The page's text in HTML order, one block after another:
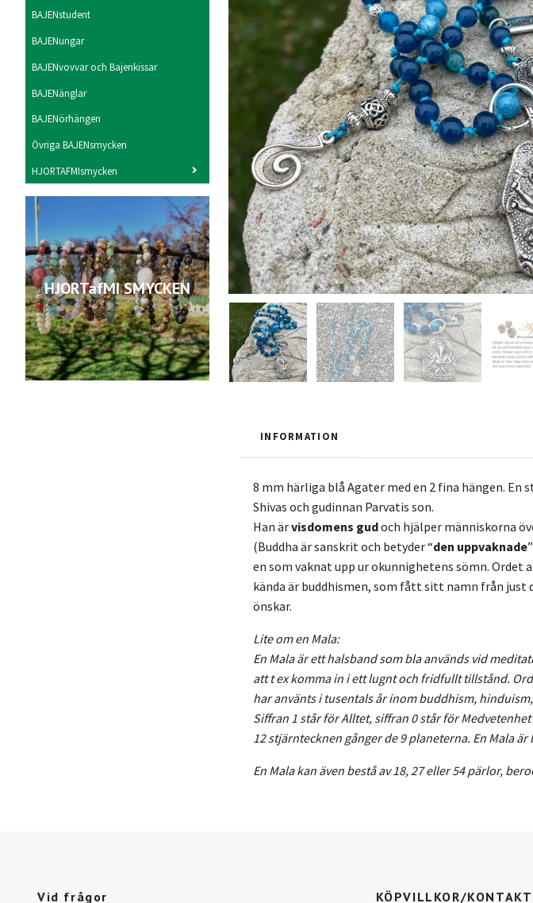
BAJENstudent
BAJENungar
BAJENvovvar och Bajenkissar
BAJENänglar
BAJENörhängen
Övriga BAJENsmycken
HJORTAFMIsmycken
HJORTafMI SMYCKEN
INFORMATION
8 mm härliga blå Agater med en 2 fina hängen. En
Shivas och gudinnan Parvatis son.
Han ärvisdomens gudoch hjälper människorna
(Buddha är sanskrit och betyder “den uppvaknade
en som vaknat upp ur okunnighetens sömn.
kända är buddhismen, som fått sitt namn från
önskar.
Lite om en Mala:
En Mala är ett halsband som bla används vid
att t ex komma in i ett lugnt och fridfullt tillstånd.
har använts i tusentals år inom buddhism,
Siffran 1 står för Alltet, siffran 0 står för
12 stjärntecknen gånger de 9 planeterna. En Mala
En Mala kan även bestå av 18, 27 eller 54 pärlor,
Vid frågor KÖPVILLKOR/KONTAKT